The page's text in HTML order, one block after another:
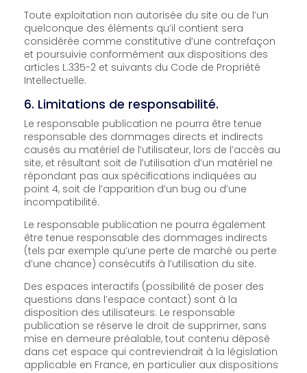
Toute exploitation non autorisée du site ou de l’un
quelconque des éléments qu’il contient sera
considérée comme constitutive d’une contrefaçon
et poursuivie conformément aux dispositions des
articles L.335-2 et suivants du Code de Propriété
Intellectuelle.
6. Limitations de responsabilité.
Le responsable publication ne pourra être tenue
responsable des dommages directs et indirects
causés au matériel de l’utilisateur, lors de l’accès au
site, et résultant soit de l’utilisation d’un matériel ne
répondant pas aux spécifications indiquées au
point 4, soit de l’apparition d’un bug ou d’une
incompatibilité.
Le responsable publication ne pourra également
être tenue responsable des dommages indirects
(tels par exemple qu’une perte de marché ou perte
d’une chance) consécutifs à l’utilisation du site.
Des espaces interactifs (possibilité de poser des
questions dans l’espace contact) sont à la
disposition des utilisateurs. Le responsable
publication se réserve le droit de supprimer, sans
mise en demeure préalable, tout contenu déposé
dans cet espace qui contreviendrait à la législation
applicable en France, en particulier aux dispositions